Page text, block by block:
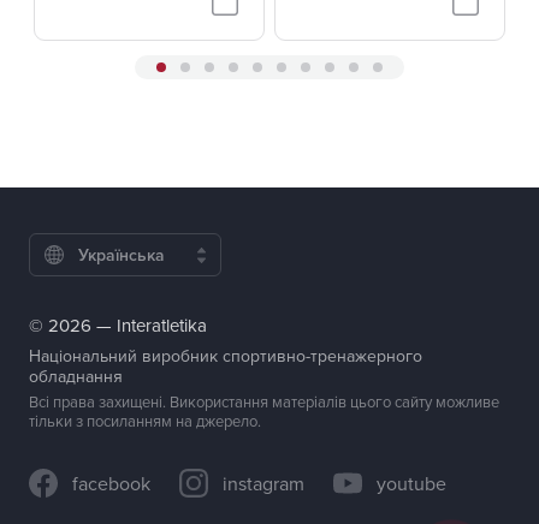
Українська
© 2026 — Interatletika
Національний виробник спортивно-тренажерного
обладнання
Всі права захищені. Використання матеріалів цього сайту можливе
тільки з посиланням на джерело.
facebook instagram youtube